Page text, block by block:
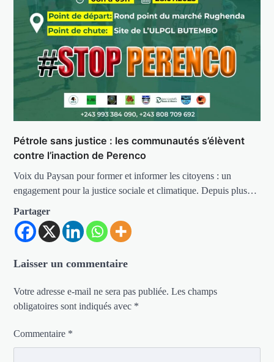
Pétrole sans justice : les communautés s’élèvent
contre l’inaction de Perenco
Voix du Paysan pour former et informer les citoyens : un
engagement pour la justice sociale et climatique. Depuis plus…
Partager
Laisser un commentaire
Votre adresse e-mail ne sera pas publiée. Les champs
obligatoires sont indiqués avec *
Commentaire *